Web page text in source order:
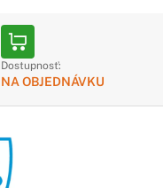
Dostupnosť:
NA OBJEDNÁVKU